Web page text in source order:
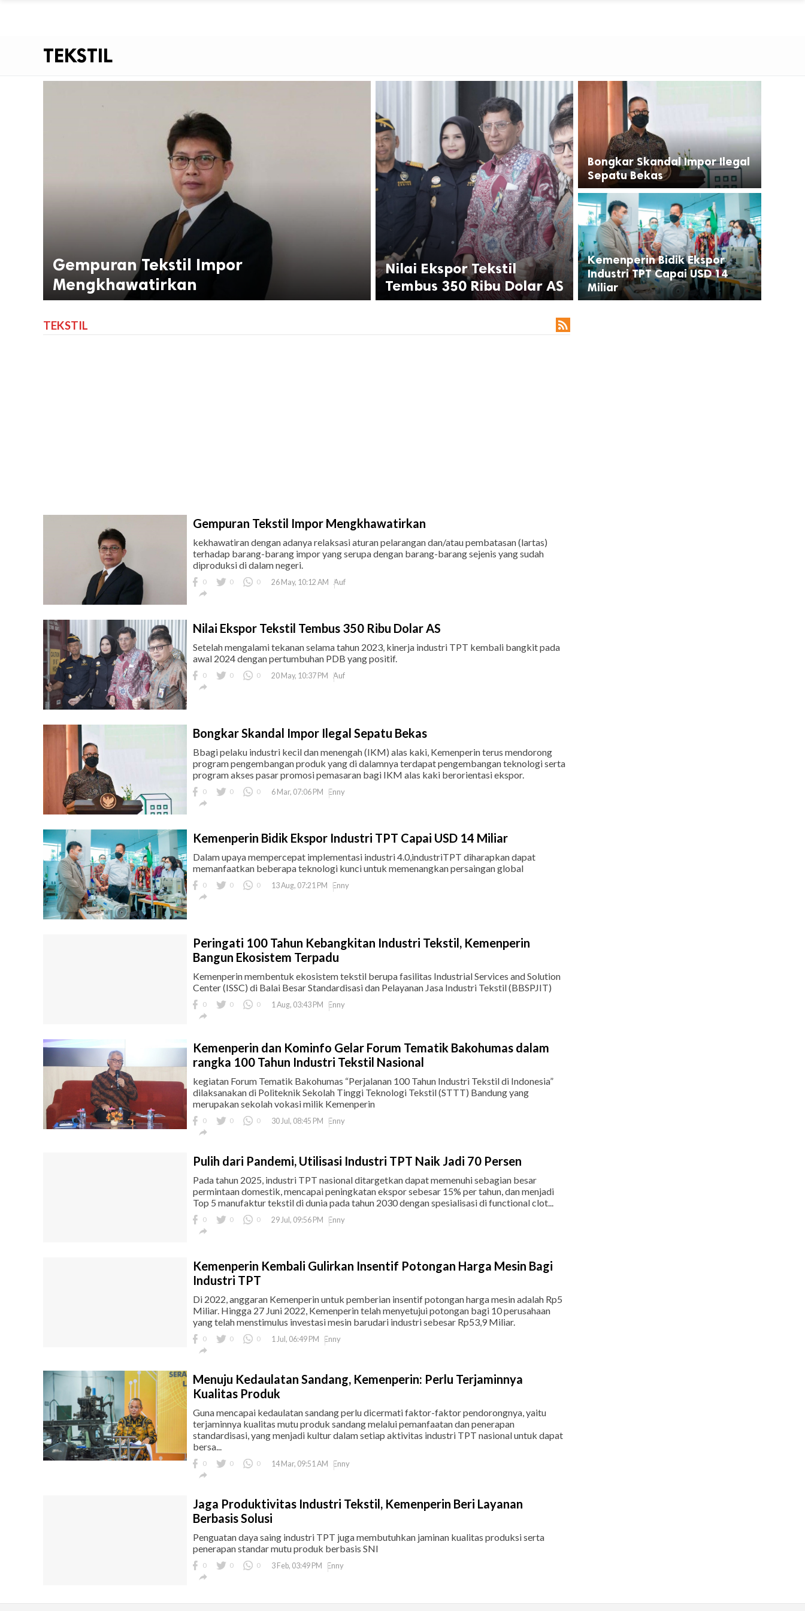
TEKSTIL
Gempuran Tekstil Impor
Mengkhawatirkan
Nilai Ekspor Tekstil
Tembus 350 Ribu Dolar AS
Bongkar Skandal Impor Ilegal
Sepatu Bekas
Kemenperin Bidik Ekspor
Industri TPT Capai USD 14
Miliar
TEKSTIL 
Gempuran Tekstil Impor Mengkhawatirkan
kekhawatiran dengan adanya relaksasi aturan pelarangan dan/atau pembatasan (lartas)
terhadap barang-barang impor yang serupa dengan barang-barang sejenis yang sudah
diproduksi di dalam negeri.
0 0 0 26 May, 10:12 AM Auf

Nilai Ekspor Tekstil Tembus 350 Ribu Dolar AS
Setelah mengalami tekanan selama tahun 2023, kinerja industri TPT kembali bangkit pada
awal 2024 dengan pertumbuhan PDB yang positif.
0 0 0 20 May, 10:37 PM Auf

Bongkar Skandal Impor Ilegal Sepatu Bekas
Bbagi pelaku industri kecil dan menengah (IKM) alas kaki, Kemenperin terus mendorong
program pengembangan produk yang di dalamnya terdapat pengembangan teknologi serta
program akses pasar promosi pemasaran bagi IKM alas kaki berorientasi ekspor.
0 0 0 6 Mar, 07:06 PM Enny

Kemenperin Bidik Ekspor Industri TPT Capai USD 14 Miliar
Dalam upaya mempercepat implementasi industri 4.0,industriTPT diharapkan dapat
memanfaatkan beberapa teknologi kunci untuk memenangkan persaingan global
0 0 0 13 Aug, 07:21 PM Enny

Peringati 100 Tahun Kebangkitan Industri Tekstil, Kemenperin
Bangun Ekosistem Terpadu
Kemenperin membentuk ekosistem tekstil berupa fasilitas Industrial Services and Solution
Center (ISSC) di Balai Besar Standardisasi dan Pelayanan Jasa Industri Tekstil (BBSPJIT)
0 0 0 1 Aug, 03:43 PM Enny

Kemenperin dan Kominfo Gelar Forum Tematik Bakohumas dalam
rangka 100 Tahun Industri Tekstil Nasional
kegiatan Forum Tematik Bakohumas “Perjalanan 100 Tahun Industri Tekstil di Indonesia”
dilaksanakan di Politeknik Sekolah Tinggi Teknologi Tekstil (STTT) Bandung yang
merupakan sekolah vokasi milik Kemenperin
0 0 0 30 Jul, 08:45 PM Enny

Pulih dari Pandemi, Utilisasi Industri TPT Naik Jadi 70 Persen
Pada tahun 2025, industri TPT nasional ditargetkan dapat memenuhi sebagian besar
permintaan domestik, mencapai peningkatan ekspor sebesar 15% per tahun, dan menjadi
Top 5 manufaktur tekstil di dunia pada tahun 2030 dengan spesialisasi di functional clot...
0 0 0 29 Jul, 09:56 PM Enny

Kemenperin Kembali Gulirkan Insentif Potongan Harga Mesin Bagi
Industri TPT
Di 2022, anggaran Kemenperin untuk pemberian insentif potongan harga mesin adalah Rp5
Miliar. Hingga 27 Juni 2022, Kemenperin telah menyetujui potongan bagi 10 perusahaan
yang telah menstimulus investasi mesin barudari industri sebesar Rp53,9 Miliar.
0 0 0 1 Jul, 06:49 PM Enny

Menuju Kedaulatan Sandang, Kemenperin: Perlu Terjaminnya
Kualitas Produk
Guna mencapai kedaulatan sandang perlu dicermati faktor-faktor pendorongnya, yaitu
terjaminnya kualitas mutu produk sandang melalui pemanfaatan dan penerapan
standardisasi, yang menjadi kultur dalam setiap aktivitas industri TPT nasional untuk dapat
bersa...
0 0 0 14 Mar, 09:51 AM Enny

Jaga Produktivitas Industri Tekstil, Kemenperin Beri Layanan
Berbasis Solusi
Penguatan daya saing industri TPT juga membutuhkan jaminan kualitas produksi serta
penerapan standar mutu produk berbasis SNI
0 0 0 3 Feb, 03:49 PM Enny
